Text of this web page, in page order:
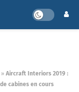
» Aircraft Interiors 2019 :
cabines en cours